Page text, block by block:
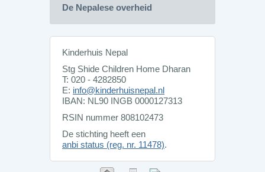
De Nepalese overheid
Kinderhuis Nepal
Stg Shide Children Home Dharan
T: 020 - 4282850
E: info@kinderhuisnepal.nl
IBAN: NL90 INGB 0000127313
RSIN nummer 808102473
De stichting heeft een
anbi status (reg. nr. 11478).